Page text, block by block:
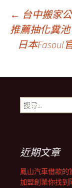
文
章
導
覽
列
← 台中搬家
推薦抽化糞池
日本Fasoul
搜
尋
近期文章
鳳山汽車借款的
加盟創業你找到